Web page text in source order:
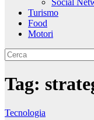
Social
Turismo
Food
Motori
Tag:
Tecnologia